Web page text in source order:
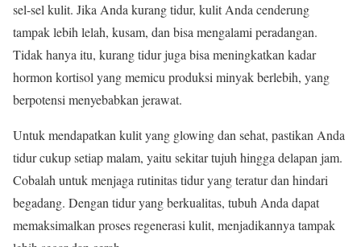
sel-sel kulit. Jika Anda kurang tidur, kulit Anda cenderung
tampak lebih lelah, kusam, dan bisa mengalami peradangan.
Tidak hanya itu, kurang tidur juga bisa meningkatkan kadar
hormon kortisol yang memicu produksi minyak berlebih, yang
berpotensi menyebabkan jerawat.
Untuk mendapatkan kulit yang glowing dan sehat, pastikan Anda
tidur cukup setiap malam, yaitu sekitar tujuh hingga delapan jam.
Cobalah untuk menjaga rutinitas tidur yang teratur dan hindari
begadang. Dengan tidur yang berkualitas, tubuh Anda dapat
memaksimalkan proses regenerasi kulit, menjadikannya tampak